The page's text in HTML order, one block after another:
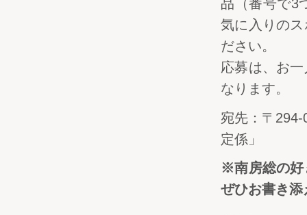
品（番号で3
気に入りの
ださい。
応募は、お
なります。
宛先：〒
定係」
※南房総の好
ぜひお書き